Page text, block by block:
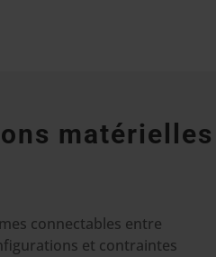
matérielles
connectables entre
et contraintes